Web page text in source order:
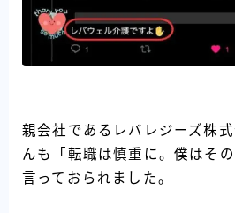
親会社であるレバレジーズ株
んも「転職は慎重に。僕はそ
言っておられました。